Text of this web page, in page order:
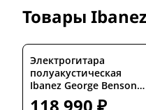
Товары
Электрогитара
полуакустическая
Ibanez George Benson
Signature GB10EM